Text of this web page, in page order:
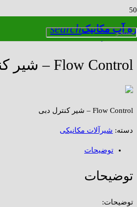
ره آب مکانیکsearch
خانه/شیرآلات مکانیکی/ Flow Control – شیر کنترل دبی
Flow Control – شیر کنترل دبی
Flow Control – شیر کنترل دبی
دسته: شیرآلات مکانیکی
توضیحات
توضیحات
توضیحات: